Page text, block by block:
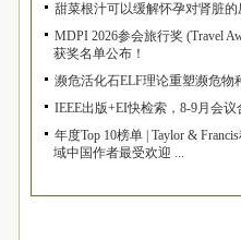
甜菜根汁可以缓解怀孕对肾脏的
MDPI 2026参会旅行奖 (Travel
获奖名单公布！
濒危活化石ELF理论重塑濒危物
IEEE出版+EI快检索，8-9月会议
年度Top 10榜单 | Taylor &
域中国作者最受欢迎 ...